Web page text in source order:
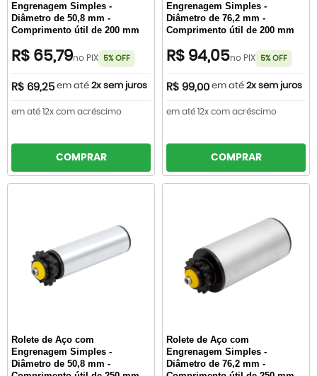
Engrenagem Simples -
Diâmetro de 50,8 mm -
Comprimento útil de 200 mm
R$ 65,79no PIX 5% OFF
R$ 69,25 em até 2x sem juros
em até 12x com acréscimo
COMPRAR
Engrenagem Simples -
Diâmetro de 76,2 mm -
Comprimento útil de 200 mm
R$ 94,05no PIX 5% OFF
R$ 99,00 em até 2x sem juros
em até 12x com acréscimo
COMPRAR
Rolete de Aço com
Engrenagem Simples -
Diâmetro de 50,8 mm -
Rolete de Aço com
Engrenagem Simples -
Diâmetro de 76,2 mm -